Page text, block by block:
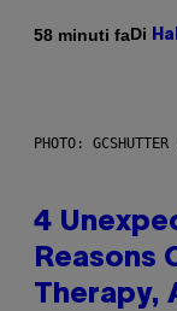
58 minuti faDi
PHOTO:
4
Reasons
Therapy,